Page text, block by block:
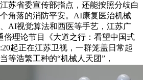
苏省委宣传部指点，还能按照分歧白
角落的消防平安。AI康复医治机械
AI视觉算法和西医等手艺，江苏广
俗理论节目《大道之行：看望中国式
起正在江苏卫视，一群笼盖日常起
等浩繁工种的“机械人天团”，